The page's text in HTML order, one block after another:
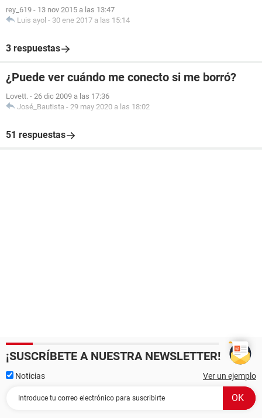
rey_619 - 13 nov 2015 a las 13:47
Luis ayol - 30 ene 2017 a las 15:14
3 respuestas
¿Puede ver cuándo me conecto si me borró?
Lovett. - 26 dic 2009 a las 17:36
José_Bautista - 29 may 2020 a las 18:02
51 respuestas
¡SUSCRÍBETE A NUESTRA NEWSLETTER!
Noticias Ver un ejemplo